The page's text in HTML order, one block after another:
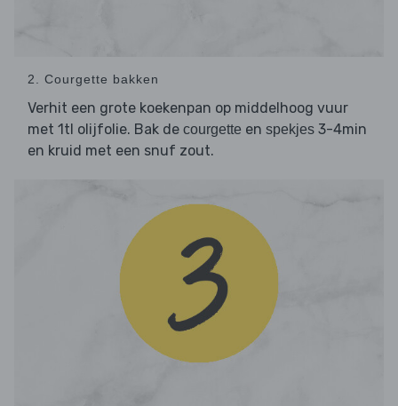
2. Courgette bakken
Verhit een grote koekenpan op middelhoog vuur
met 1tl olijfolie. Bak de courgette en spekjes 3-4min
en kruid met een snuf zout.